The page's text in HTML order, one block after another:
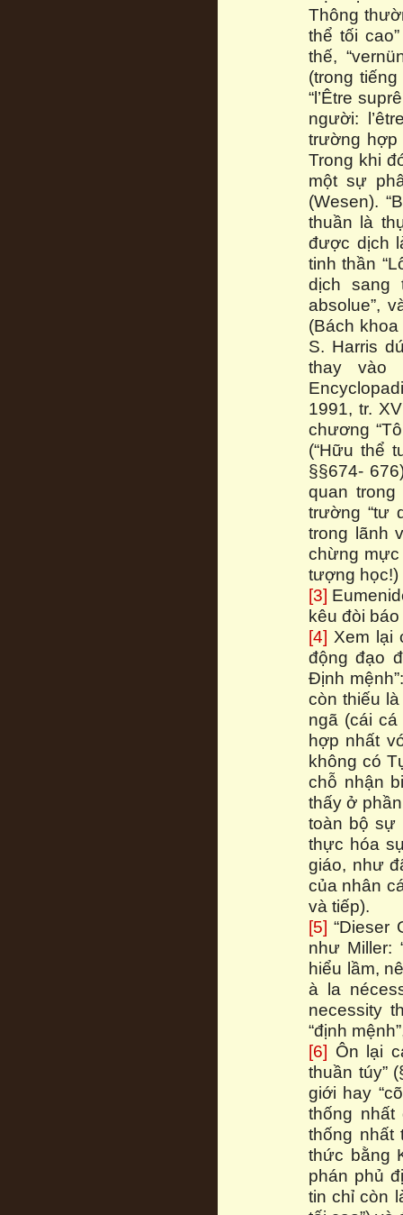
Thông
thể tối
thế,
(trong
“l’Être
người:
trường hợp
Trong khi
một sự
(Wesen).
thuần là
được dịch
tinh thần
dịch sang
absolue”,
(Bách
S. Harris
thay vào
1991, tr.
chương
(“Hữu thể
§§674-
quan
trường “tư
trong lãnh
chừng mực
tượng học!)
[3]
kêu đòi
[4] Xem lại
động đạo
Định
còn thiếu
ngã (cái cá
hợp nhất
không có
chỗ nhận
thấy ở
toàn bộ sự
thực hóa
giáo, như
của nhân
và tiếp).
[5] “Dieser
như Miller:
hiểu lầm,
à la
necessity
“định
[6] Ôn lại
thuần túy”
giới hay
thống
thống nhất
thức bằng
phán phủ
tin chỉ còn